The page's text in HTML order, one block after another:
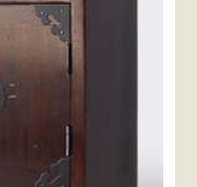
】
事で送料が表